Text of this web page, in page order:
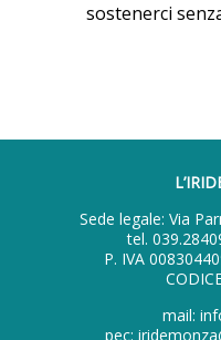
sostenerci
Sede legale: Via
tel.
P. IVA
mail:
pec: